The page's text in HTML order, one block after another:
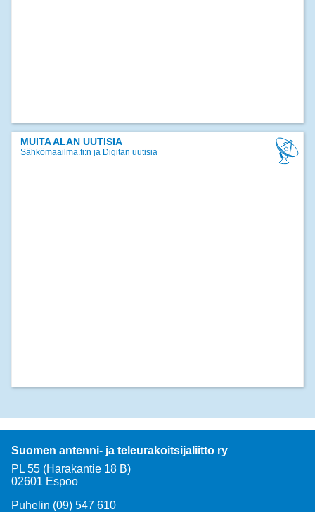
MUITA ALAN UUTISIA
Sähkömaailma.fi:n ja Digitan uutisia
Suomen antenni- ja teleurakoitsijaliitto ry
PL 55 (Harakantie 18 B)
02601 Espoo
Puhelin (09) 547 610